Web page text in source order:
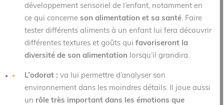
développement sensoriel de l’enfant, notamment en
ce qui concerne son alimentation et sa santé. Faire
tester différents aliments à un enfant lui fera découvrir
différentes textures et goûts qui favoriseront la
diversité de son alimentation lorsqu’il grandira.
L’odorat : va lui permettre d’analyser son
environnement dans les moindres détails. Il joue aussi
un rôle très important dans les émotions que